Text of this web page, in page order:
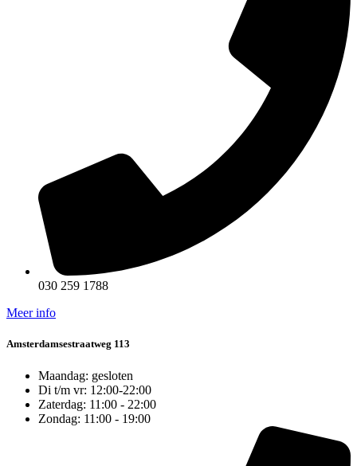
030 259 1788
Meer info
Amsterdamsestraatweg 113
Maandag: gesloten
Di t/m vr: 12:00-22:00
Zaterdag: 11:00 - 22:00
Zondag: 11:00 - 19:00